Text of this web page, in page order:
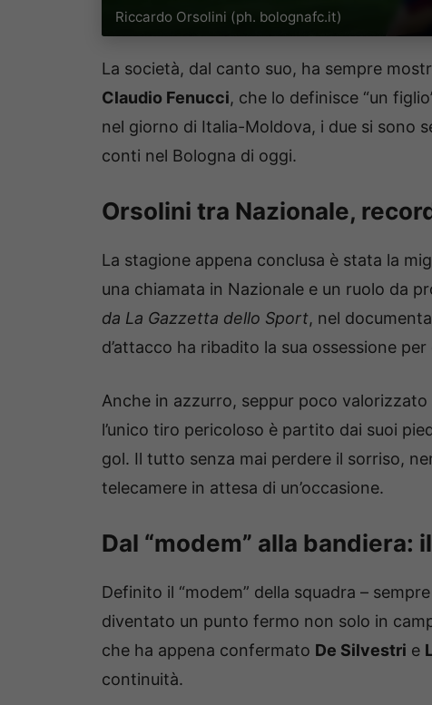
Riccardo Orsolini (ph. bolognafc.it)
La società, dal canto suo, ha sempre
Claudio Fenucci, che lo definisce “un
nel giorno di Italia-Moldova, i due si sono
conti nel Bologna di oggi.
Orsolini tra Nazionale,
La stagione appena conclusa è stata la
una chiamata in Nazionale e un ruolo da
da La Gazzetta dello Sport, nel
d’attacco ha ribadito la sua ossessione
Anche in azzurro, seppur poco
l’unico tiro pericoloso è partito dai suoi
gol. Il tutto senza mai perdere il sorriso,
telecamere in attesa di un’occasione.
Dal “modem” alla
Definito il “modem” della squadra –
diventato un punto fermo non solo in
che ha appena confermato De Silvestri e
continuità.